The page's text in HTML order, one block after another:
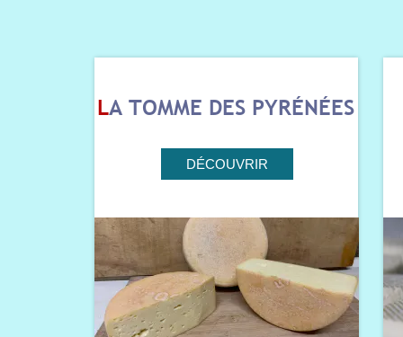
LA TOMME DES PYRÉNÉES
DÉCOUVRIR